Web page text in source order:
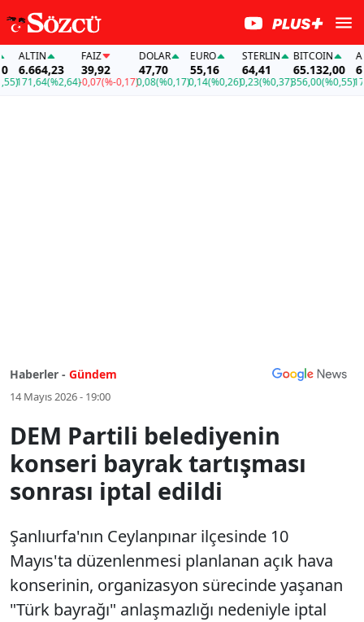
ALTIN
6.664,23
171,64(%2,64)
FAİZ
39,92
-0,07(%-0,17)
DOLAR
47,70
0,08(%0,17)
EURO
55,16
0,14(%0,26)
STERLIN
64,41
0,23(%0,37)
BITCOIN
65.132,00
356,00(%0,55)
Haberler - Gündem
14 Mayıs 2026 - 19:00
DEM Partili belediyenin
konseri bayrak tartışması
sonrası iptal edildi
Şanlıurfa'nın Ceylanpınar ilçesinde 10
Mayıs'ta düzenlenmesi planlanan açık hava
konserinin, organizasyon sürecinde yaşanan
"Türk bayrağı" anlaşmazlığı nedeniyle iptal